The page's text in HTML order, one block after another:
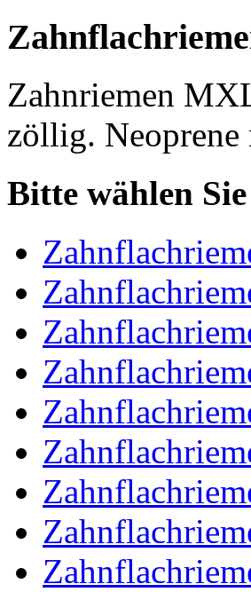
Zahnriemen
zöllig. Neoprene
Bitte wählen